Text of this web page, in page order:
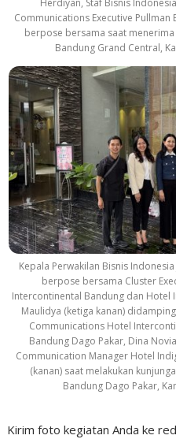
Herdiyan, Staf Bisnis
Communications Executive Pullman
berpose bersama saat
Bandung Grand Central,
Kepala Perwakilan Bisnis
berpose bersama Cluster
Intercontinental Bandung dan Hotel
Maulidya (ketiga kanan)
Communications Hotel
Bandung Dago Pakar, Dina
Communication Manager Hotel
(kanan) saat melakukan
Bandung Dago Pakar,
Kirim foto kegiatan Anda ke